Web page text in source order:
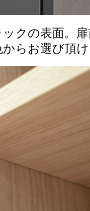
クの表面。
らお選び頂け